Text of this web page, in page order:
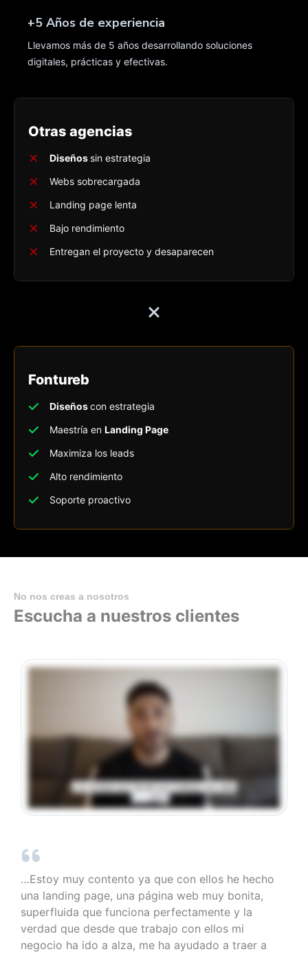
+5 Años de experiencia
Llevamos más de 5 años desarrollando soluciones
digitales, prácticas y efectivas.
Otras agencias
Diseños sin estrategia
Webs sobrecargada
Landing page lenta
Bajo rendimiento
Entregan el proyecto y desaparecen
Fontureb
Diseñoscon estrategia
Maestría en Landing Page
Maximiza los leads
Alto rendimiento
Soporte proactivo
No nos creas a nosotros
Escucha a nuestros clientes
…Estoy muy contento ya que con ellos he hecho
una landing page, una página web muy bonita,
superfluida que funciona perfectamente y la
verdad que desde que trabajo con ellos mi
negocio ha ido a alza, me ha ayudado a traer a